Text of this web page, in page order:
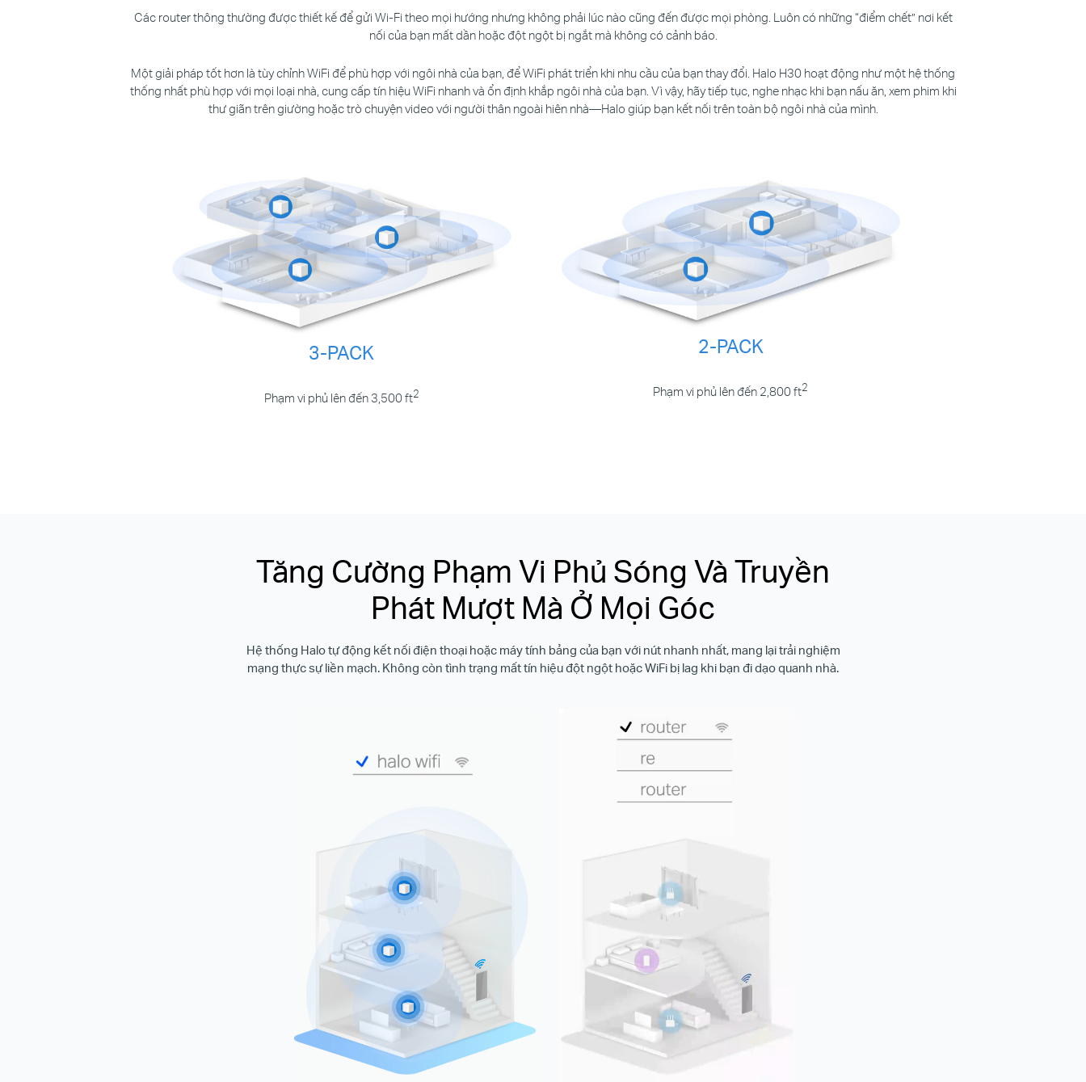
Các router thông thường được thiết kế để gửi Wi-Fi theo mọi hướng nhưng không phải lúc nào cũng đến được mọi phòng. Luôn có những “điểm chết” nơi kết
nối của bạn mất dần hoặc đột ngột bị ngắt mà không có cảnh báo.
Một giải pháp tốt hơn là tùy chỉnh WiFi để phù hợp với ngôi nhà của bạn, để WiFi phát triển khi nhu cầu của bạn thay đổi. Halo H30 hoạt động như một hệ thống
thống nhất phù hợp với mọi loại nhà, cung cấp tín hiệu WiFi nhanh và ổn định khắp ngôi nhà của bạn. Vì vậy, hãy tiếp tục, nghe nhạc khi bạn nấu ăn, xem phim khi
thư giãn trên giường hoặc trò chuyện video với người thân ngoài hiên nhà—Halo giúp bạn kết nối trên toàn bộ ngôi nhà của mình.
3-PACK
Phạm vi phủ lên đến 3,500 ft2
2-PACK
Phạm vi phủ lên đến 2,800 ft2
Tăng Cường Phạm Vi Phủ Sóng Và Truyền
Phát Mượt Mà Ở Mọi Góc
Hệ thống Halo tự động kết nối điện thoại hoặc máy tính bảng của bạn với nút nhanh nhất, mang lại trải nghiệm
mạng thực sự liền mạch. Không còn tình trạng mất tín hiệu đột ngột hoặc WiFi bị lag khi bạn đi dạo quanh nhà.